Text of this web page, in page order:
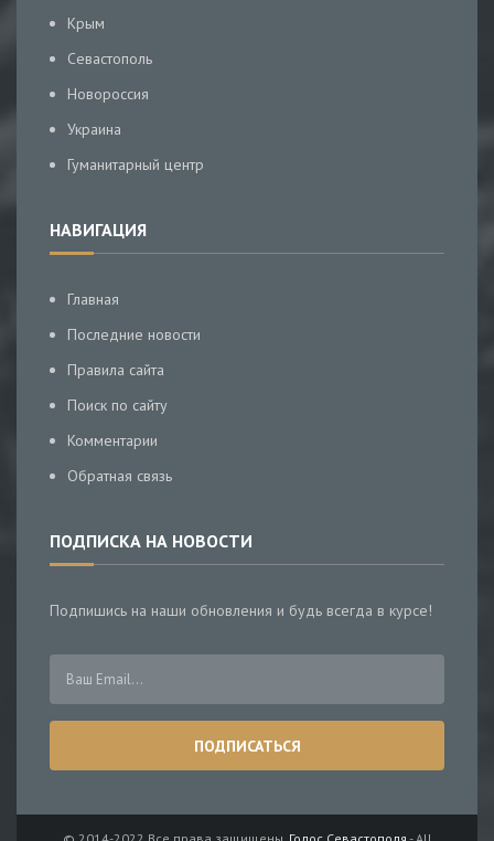
Крым
Севастополь
Новороссия
Украина
Гуманитарный центр
НАВИГАЦИЯ
Главная
Последние новости
Правила сайта
Поиск по сайту
Комментарии
Обратная связь
ПОДПИСКА НА НОВОСТИ
Подпишись на наши обновления и будь всегда в курсе!